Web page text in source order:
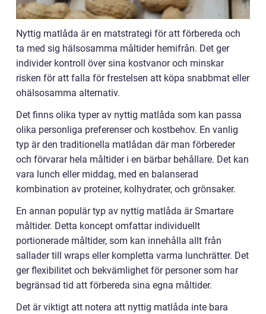
Nyttig matlåda är en matstrategi för att förbereda och
ta med sig hälsosamma måltider hemifrån. Det ger
individer kontroll över sina kostvanor och minskar
risken för att falla för frestelsen att köpa snabbmat eller
ohälsosamma alternativ.
Det finns olika typer av nyttig matlåda som kan passa
olika personliga preferenser och kostbehov. En vanlig
typ är den traditionella matlådan där man förbereder
och förvarar hela måltider i en bärbar behållare. Det kan
vara lunch eller middag, med en balanserad
kombination av proteiner, kolhydrater, och grönsaker.
En annan populär typ av nyttig matlåda är Smartare
måltider. Detta koncept omfattar individuellt
portionerade måltider, som kan innehålla allt från
sallader till wraps eller kompletta varma lunchrätter. Det
ger flexibilitet och bekvämlighet för personer som har
begränsad tid att förbereda sina egna måltider.
Det är viktigt att notera att nyttig matlåda inte bara